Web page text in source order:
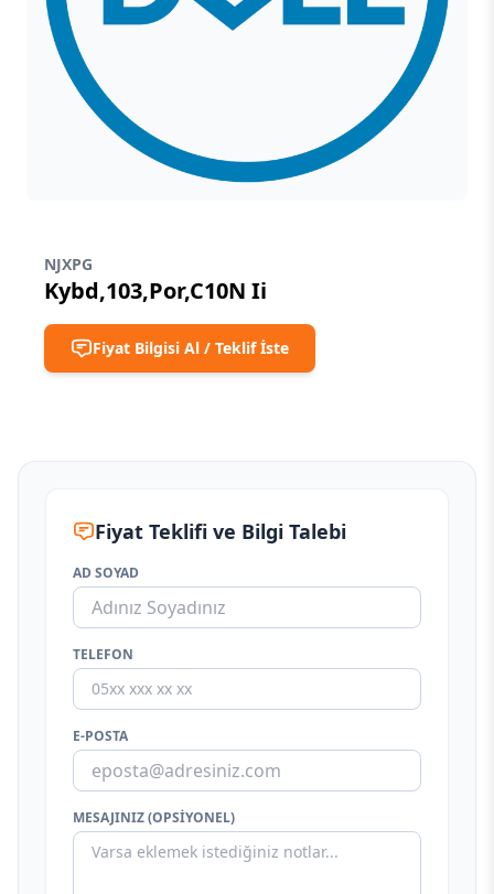
NJXPG
Kybd,103,Por,C10N Ii
Fiyat Bilgisi Al / Teklif İste
Fiyat Teklifi ve Bilgi Talebi
AD SOYAD
TELEFON
E-POSTA
MESAJINIZ (OPSIYONEL)